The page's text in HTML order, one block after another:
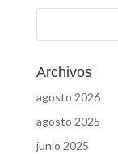
Archivos
agosto 2026
agosto 2025
junio 2025